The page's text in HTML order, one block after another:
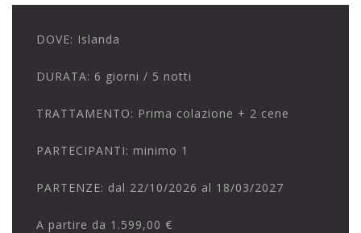
DOVE: Islanda
DURATA: 6 giorni / 5 notti
TRATTAMENTO: Prima colazione + 2 cene
PARTECIPANTI: minimo 1
PARTENZE: dal 22/10/2026 al 18/03/2027
A partire da 1.599,00 €